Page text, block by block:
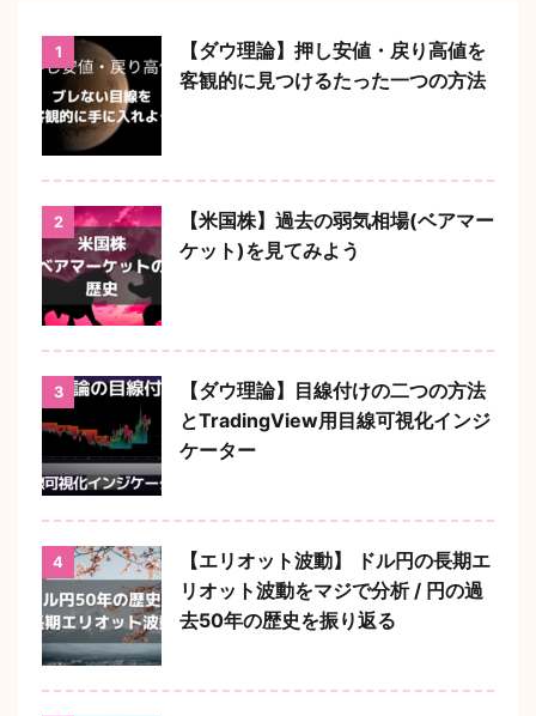
1
【ダウ理論】押し安値・戻り高値を
客観的に見つけるたった一つの方法
2
【米国株】過去の弱気相場(ベアマー
ケット)を見てみよう
3
【ダウ理論】目線付けの二つの方法
とTradingView用目線可視化インジ
ケーター
4
【エリオット波動】 ドル円の長期エ
リオット波動をマジで分析 / 円の過
去50年の歴史を振り返る